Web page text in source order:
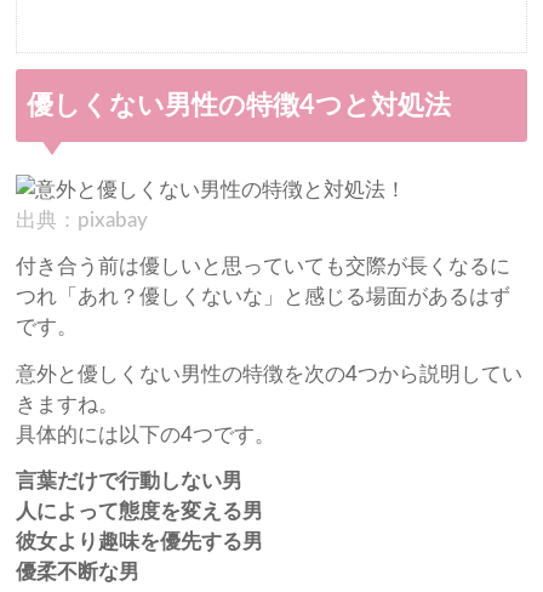
優しくない男性の特徴4つと対処法
出典：pixabay
付き合う前は優しいと思っていても交際が長くなるに
つれ「あれ？優しくないな」と感じる場面があるはず
です。
意外と優しくない男性の特徴を次の4つから説明してい
きますね。
具体的には以下の4つです。
言葉だけで行動しない男
人によって態度を変える男
彼女より趣味を優先する男
優柔不断な男